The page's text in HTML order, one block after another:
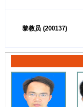
黎教员 (200137)